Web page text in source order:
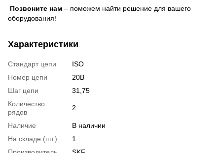
Позвоните нам – поможем найти решение для вашего
оборудования!
Характеристики
Стандарт цепи
ISO
Номер цепи
20B
Шаг цепи
31,75
Количество
рядов
2
Наличие
В наличии
На складе (шт.)
1